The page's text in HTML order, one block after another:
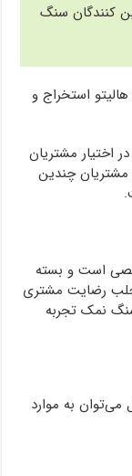
کنندگان سنگ
استخراج و
اختیار مشتریان
چندین
است و بسته
جلب رضایت مشتری
نمک تجربه
می‌توان به موارد